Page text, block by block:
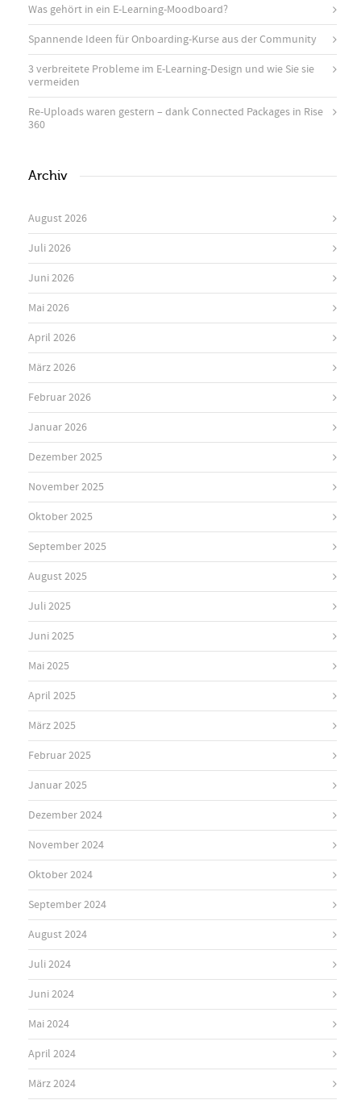
Was gehört in ein E-Learning-Moodboard?
Spannende Ideen für Onboarding-Kurse aus der Community
3 verbreitete Probleme im E-Learning-Design und wie Sie sie
vermeiden
Re-Uploads waren gestern – dank Connected Packages in Rise
360
Archiv
August 2026
Juli 2026
Juni 2026
Mai 2026
April 2026
März 2026
Februar 2026
Januar 2026
Dezember 2025
November 2025
Oktober 2025
September 2025
August 2025
Juli 2025
Juni 2025
Mai 2025
April 2025
März 2025
Februar 2025
Januar 2025
Dezember 2024
November 2024
Oktober 2024
September 2024
August 2024
Juli 2024
Juni 2024
Mai 2024
April 2024
März 2024